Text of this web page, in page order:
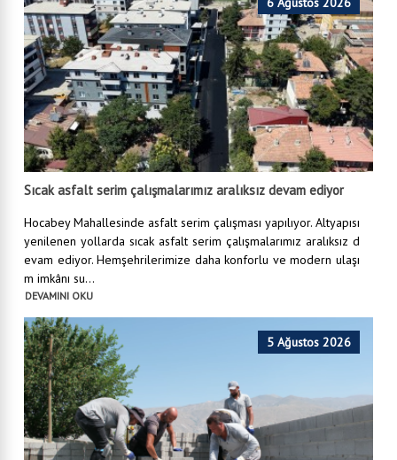
Sıcak asfalt serim çalışmalarımız aralıksız devam ediyor
Hocabey Mahallesinde asfalt serim çalışması yapılıyor. Altyapısı
yenilenen yollarda sıcak asfalt serim çalışmalarımız aralıksız d
evam ediyor. Hemşehrilerimize daha konforlu ve modern ulaşı
m imkânı su...
DEVAMINI OKU
5 Ağustos 2026